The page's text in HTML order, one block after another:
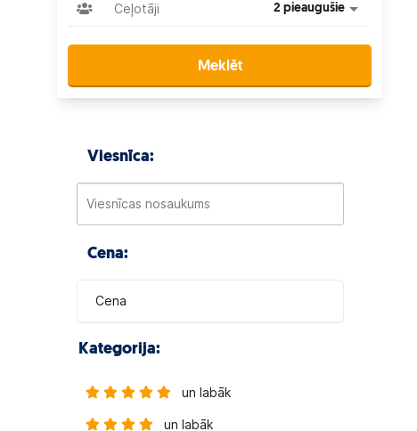
Ceļotāji 2 pieaugušie
Meklēt
Viesnīca:
Cena:
Cena
Kategorija:
un labāk
un labāk